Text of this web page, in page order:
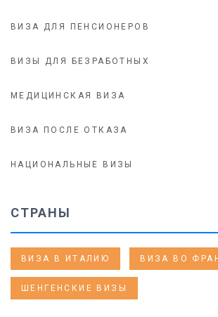
ВИЗА ДЛЯ ПЕНСИОНЕРОВ
ВИЗЫ ДЛЯ БЕЗРАБОТНЫХ
МЕДИЦИНСКАЯ ВИЗА
ВИЗА ПОСЛЕ ОТКАЗА
НАЦИОНАЛЬНЫЕ ВИЗЫ
СТРАНЫ
ВИЗА В ИТАЛИЮ ВИЗА ВО
ШЕНГЕНСКИЕ ВИЗЫ